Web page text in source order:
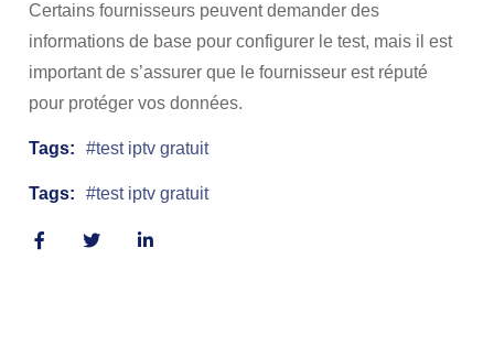
Certains fournisseurs peuvent demander des
informations de base pour configurer le test, mais il est
important de s’assurer que le fournisseur est réputé
pour protéger vos données.
Tags: test iptv gratuit
Tags: test iptv gratuit